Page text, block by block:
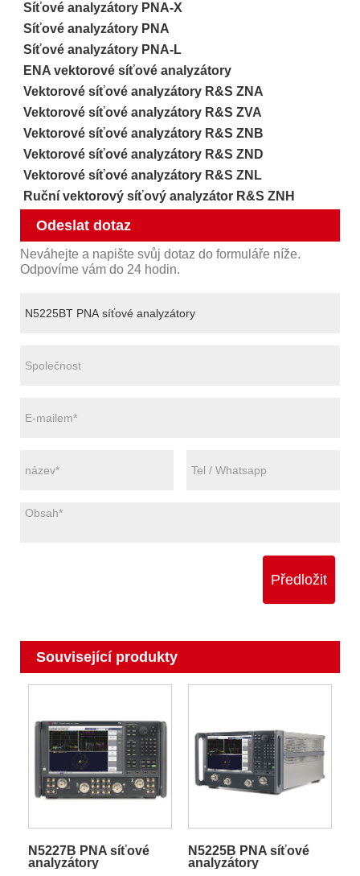
Síťové analyzátory PNA-X
Síťové analyzátory PNA
Síťové analyzátory PNA-L
ENA vektorové síťové analyzátory
Vektorové síťové analyzátory R&S ZNA
Vektorové síťové analyzátory R&S ZVA
Vektorové síťové analyzátory R&S ZNB
Vektorové síťové analyzátory R&S ZND
Vektorové síťové analyzátory R&S ZNL
Ruční vektorový síťový analyzátor R&S ZNH
Odeslat dotaz
Neváhejte a napište svůj dotaz do formuláře níže.
Odpovíme vám do 24 hodin.
Předložit
Související produkty
N5227B PNA síťové
analyzátory
N5225B PNA síťové
analyzátory